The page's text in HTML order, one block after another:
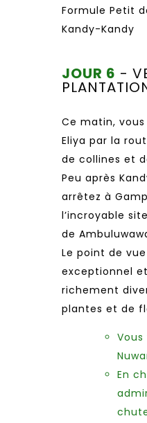
Formule Petit
Kandy-Kandy
JOUR 6 -
Ce matin, vous
Eliya par la
de collines et
Peu après
arrêtez à
l’incroyable
de
Le point de
exceptionnel
richement
plantes et de
En